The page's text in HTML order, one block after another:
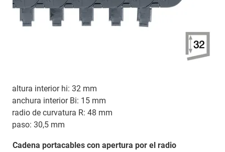
altura interior hi: 32 mm
anchura interior Bi: 15 mm
radio de curvatura R: 48 mm
paso: 30,5 mm
Cadena portacables con apertura por el radio